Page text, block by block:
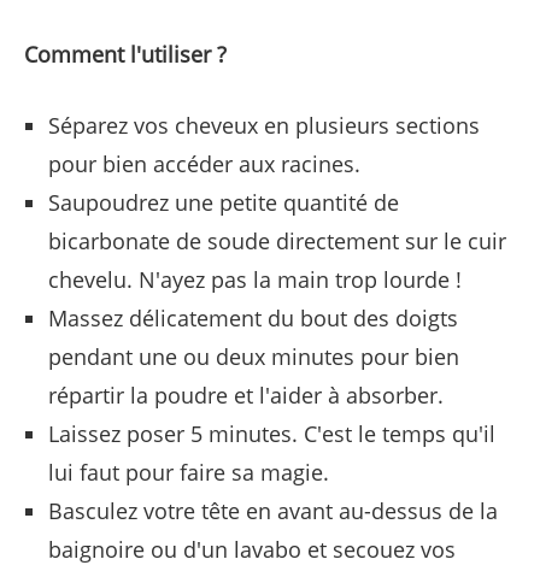
Comment l'utiliser ?
Séparez vos cheveux en plusieurs sections
pour bien accéder aux racines.
Saupoudrez une petite quantité de
bicarbonate de soude directement sur le cuir
chevelu. N'ayez pas la main trop lourde !
Massez délicatement du bout des doigts
pendant une ou deux minutes pour bien
répartir la poudre et l'aider à absorber.
Laissez poser 5 minutes. C'est le temps qu'il
lui faut pour faire sa magie.
Basculez votre tête en avant au-dessus de la
baignoire ou d'un lavabo et secouez vos